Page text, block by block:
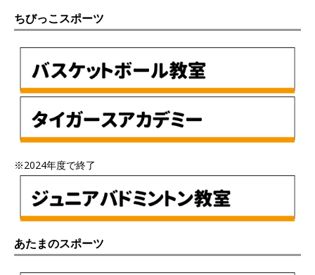
ちびっこスポーツ
※2024年度で終了
あたまのスポーツ